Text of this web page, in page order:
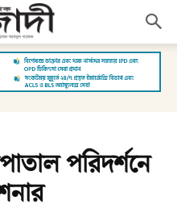
পরিদর্শনে